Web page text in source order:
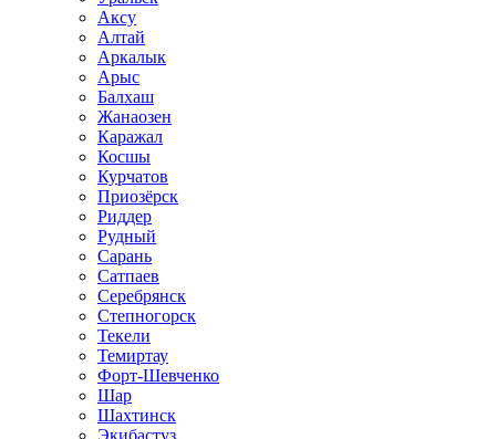
Аксу
Алтай
Аркалык
Арыс
Балхаш
Жанаозен
Каражал
Косшы
Курчатов
Приозёрск
Риддер
Рудный
Сарань
Сатпаев
Серебрянск
Степногорск
Текели
Темиртау
Форт-Шевченко
Шар
Шахтинск
Экибастуз